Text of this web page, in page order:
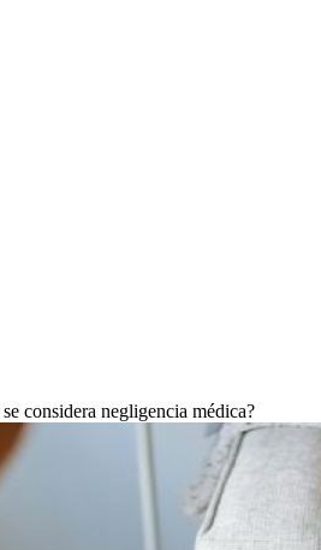
considera negligencia médica?